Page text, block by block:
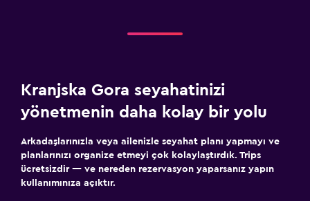
Kranjska Gora seyahatinizi
yönetmenin daha kolay bir yolu
Arkadaşlarınızla veya ailenizle seyahat planı yapmayı ve
planlarınızı organize etmeyi çok kolaylaştırdık. Trips
ücretsizdir — ve nereden rezervasyon yaparsanız yapın
kullanımınıza açıktır.